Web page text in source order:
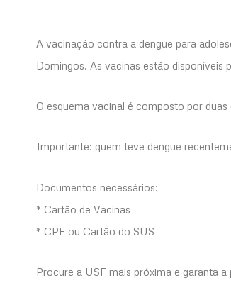
A vacinação contra a dengue para
Domingos. As vacinas estão disponíveis
O esquema vacinal é composto por
Importante: quem teve dengue
Documentos necessários:
* Cartão de Vacinas
* CPF ou Cartão do SUS
Procure a USF mais próxima e garanta